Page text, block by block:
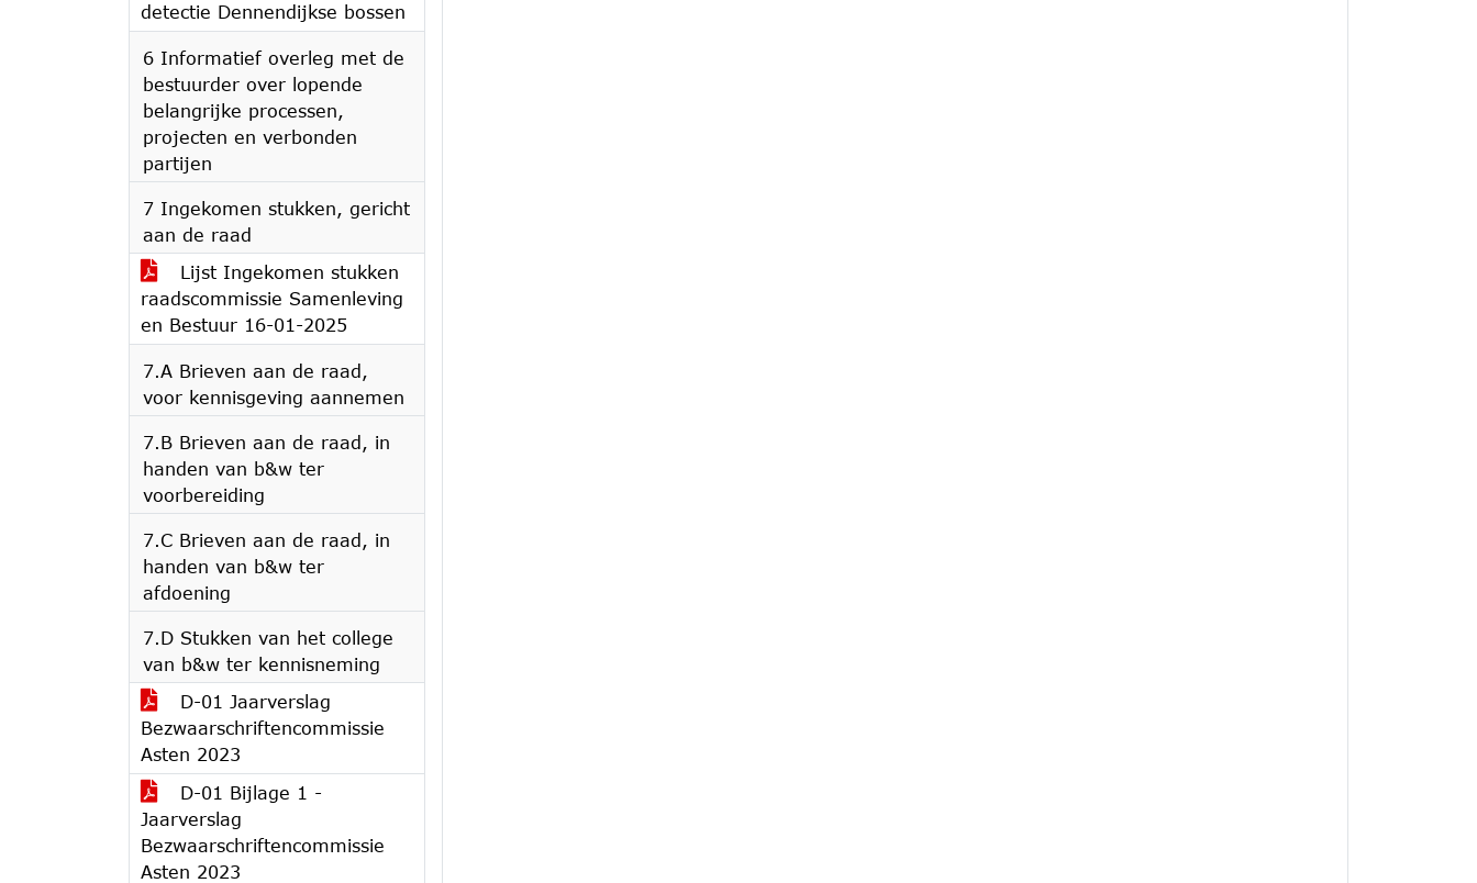
detectie Dennendijkse bossen
6 Informatief overleg met de
bestuurder over lopende
belangrijke processen,
projecten en verbonden
partijen
7 Ingekomen stukken, gericht
aan de raad
Lijst Ingekomen stukken
raadscommissie Samenleving
en Bestuur 16-01-2025
7.A Brieven aan de raad,
voor kennisgeving aannemen
7.B Brieven aan de raad, in
handen van b&w ter
voorbereiding
7.C Brieven aan de raad, in
handen van b&w ter
afdoening
7.D Stukken van het college
van b&w ter kennisneming
D-01 Jaarverslag
Bezwaarschriftencommissie
Asten 2023
D-01 Bijlage 1 -
Jaarverslag
Bezwaarschriftencommissie
Asten 2023